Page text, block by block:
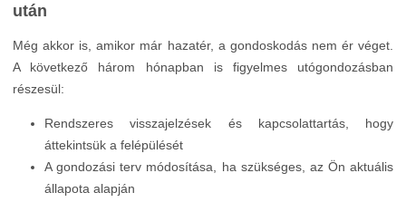
után
Még akkor is, amikor már hazatér, a gondoskodás nem ér véget.
A következő három hónapban is figyelmes utógondozásban
részesül:
Rendszeres visszajelzések és kapcsolattartás, hogy
áttekintsük a felépülését
A gondozási terv módosítása, ha szükséges, az Ön aktuális
állapota alapján